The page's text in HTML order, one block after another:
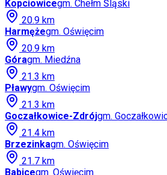
Kopciowicegm. Chełm Śląski
20.9 km
Harmężegm. Oświęcim
20.9 km
Góragm. Miedźna
21.3 km
Pławygm. Oświęcim
21.3 km
Goczałkowice-Zdrójgm.
21.4 km
Brzezinkagm. Oświęcim
21.7 km
Babicegm. Oświęcim